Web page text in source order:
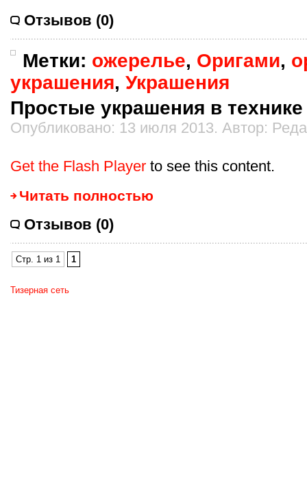
Отзывов (0)
Метки: ожерелье, Оригами,
украшения, Украшения
Простые украшения в
Опубликовано: 13 июля 2013. Автор:
Get the Flash Player to see this content.
Читать полностью
Отзывов (0)
Стр. 1 из 1 1
Тизерная сеть